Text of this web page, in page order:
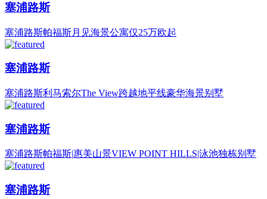
塞浦路斯
塞浦路斯帕福斯月见海景公寓仅25万欧起
塞浦路斯
塞浦路斯利马索尔The View跨越地平线豪华海景别墅
塞浦路斯
塞浦路斯帕福斯|惠美山景VIEW POINT HILLS|泳池独栋别墅
塞浦路斯